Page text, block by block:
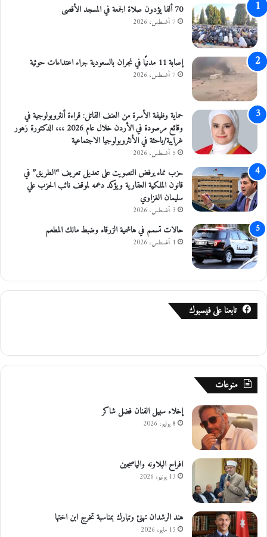
ة
ا
ل
و
ث
ا
ئ
ق
ب
ك
70 ألفا يؤدون صلاة الجمعة في المسجد الأقصى
7 أغسطس، 2026
إصابة 11 مدنيًا في نجران بالسعودية جراء اعتداءات حوثية
7 أغسطس، 2026
حماية وظيفة الأسرة من العنف القاتل: قراءة أنثروبولوجية في
وقائع مرصودة في الأردن خلال عام 2026 ،،، الدكتورة زهور
غرايبة/باحثة في الأنثروبولوجيا الاجتماعية
5 أغسطس، 2026
حزب نماء يرفض التصويت على تعديل تعريف “الطريق” في
قانون الملكية العقارية ويؤكد دعمه لموقف نائب الحزب علي
سليمان الغزاوي
3 أغسطس، 2026
حالات تسمم في هاشمية الزرقاء وضبط مالك المطعم
1 أغسطس، 2026
تابعنا على فيسبوك
منوعات
إخلاء سبيل الفنان فضل شاكر
8 يوليو، 2026
افراح البلاونه والياصجين
13 يونيو، 2026
هند الرشدان تهنئ وتبارك بمناسبة تخرج ابن اختها
15 مايو، 2026